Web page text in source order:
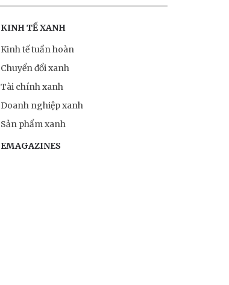
KINH TẾ XANH
Kinh tế tuần hoàn
Chuyển đổi xanh
Tài chính xanh
Doanh nghiệp xanh
Sản phẩm xanh
EMAGAZINES